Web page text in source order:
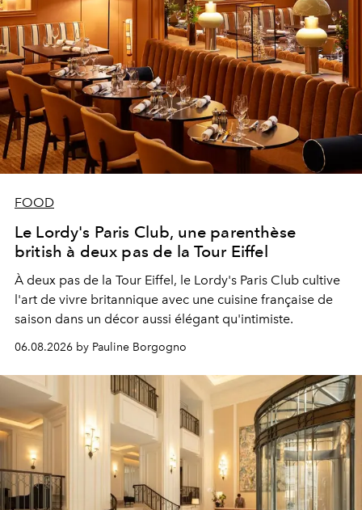
FOOD
Le Lordy's Paris Club, une parenthèse
british à deux pas de la Tour Eiffel
À deux pas de la Tour Eiffel, le Lordy's Paris Club cultive
l'art de vivre britannique avec une cuisine française de
saison dans un décor aussi élégant qu'intimiste.
06.08.2026 by Pauline Borgogno